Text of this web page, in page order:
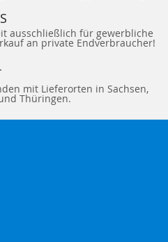
ausschließlich für gewerbliche
an private Endverbraucher!
mit Lieferorten in Sachsen,
Thüringen.